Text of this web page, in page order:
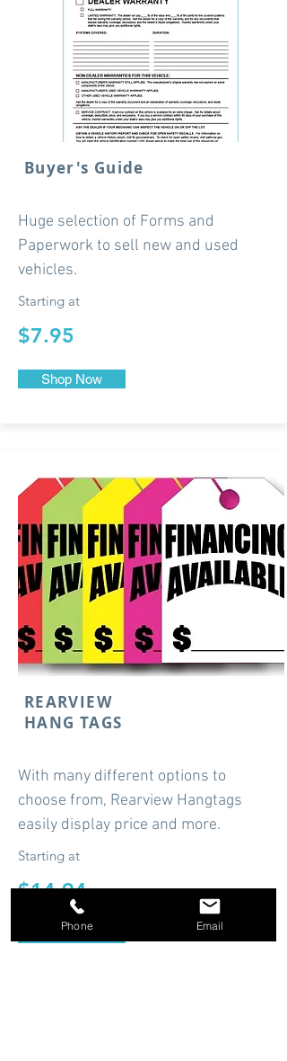
Buyer's Guide
Huge selection of Forms and
Paperwork to sell new and used
vehicles.
Starting at
$7.95
Shop Now
REARVIEW
HANG TAGS
With many different options to
choose from, Rearview Hangtags
easily display price and more.
Starting at
$14.94
Shop Now
Phone Email